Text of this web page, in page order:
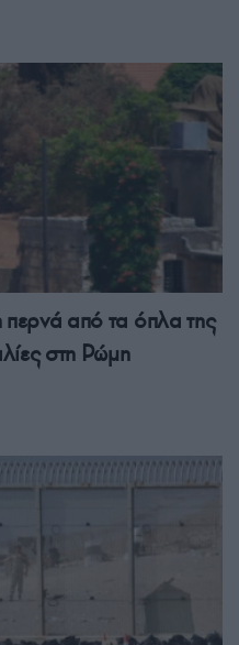
από τα όπλα της
στη Ρώμη